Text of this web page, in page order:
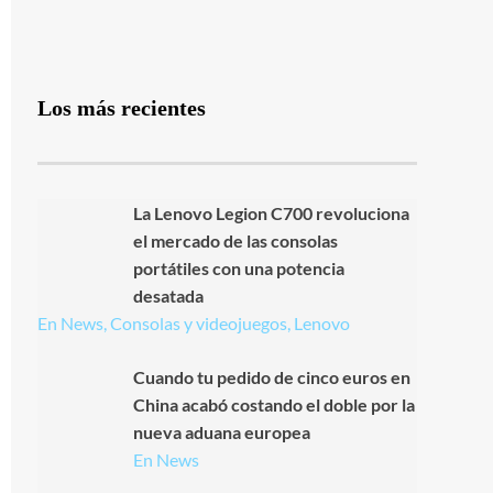
Los más recientes
La Lenovo Legion C700 revoluciona
el mercado de las consolas
portátiles con una potencia
desatada
En News, Consolas y videojuegos, Lenovo
Cuando tu pedido de cinco euros en
China acabó costando el doble por la
nueva aduana europea
En News